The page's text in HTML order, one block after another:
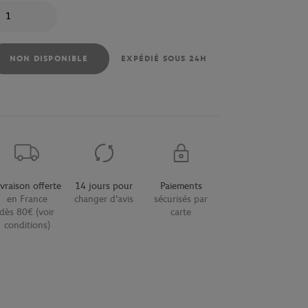
NON DISPONIBLE EXPÉDIÉ SOUS 24H
offerte
en France
dès 80€ (voir
conditions)
14 jours pour
changer d'avis
Paiements
sécurisés par
carte